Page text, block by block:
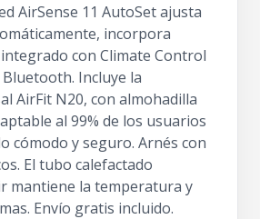
AirSense 11 AutoSet ajusta
incorpora
con Climate Control
Incluye la
AirFit N20, con almohadilla
al 99% de los usuarios
cómodo y seguro. Arnés con
El tubo calefactado
mantiene la temperatura y
Envío gratis incluido.